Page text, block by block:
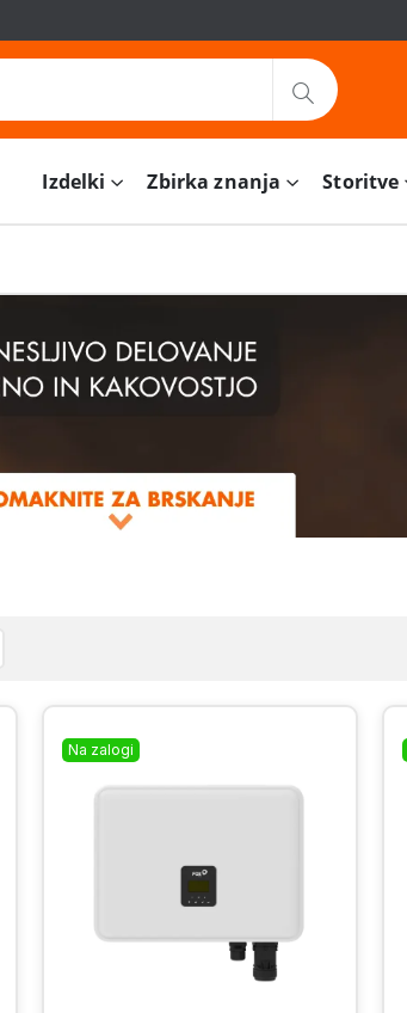
Izdelki Zbirka znanja Storitve
Na zalogi